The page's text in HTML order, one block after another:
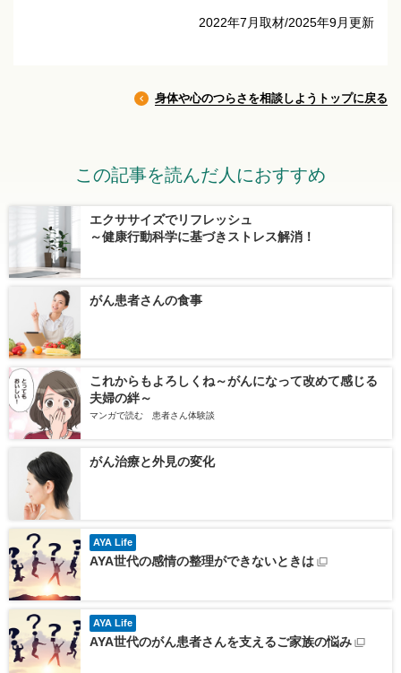
2022年7月取材/2025年9月更新
身体や心のつらさを相談しようトップに戻る
この記事を読んだ人におすすめ
エクササイズでリフレッシュ
～健康行動科学に基づきストレス解消！
がん患者さんの食事
これからもよろしくね～がんになって改めて感じる
夫婦の絆～
マンガで読む 患者さん体験談
がん治療と外見の変化
AYA Life
AYA世代の感情の整理ができないときは
AYA Life
AYA世代のがん患者さんを支えるご家族の悩み